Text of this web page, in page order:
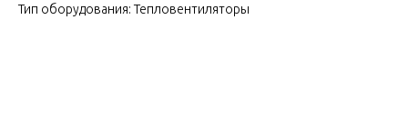
Тип оборудования: Тепловентиляторы